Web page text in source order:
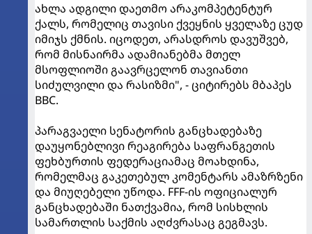
ახლა ადგილი დაეთმო არაკომპეტენტურ
ქალს, რომელიც თავისი ქვეყნის ყველაზე ცუდ
იმიჯს ქმნის. იცოდეთ, არასდროს დავუშვებ,
რომ მისნაირმა ადამიანებმა მთელ
მსოფლიოში გაავრცელონ თავიანთი
სიძულვილი და რასიზმი", - ციტირებს მბაპეს
BBC.
პარაგვაელი სენატორის განცხადებაზე
დაუყონებლივი რეაგირება საფრანგეთის
ფეხბურთის ფედერაციამაც მოახდინა,
რომელმაც გაკეთებულ კომენტარს ამაზრზენი
და მიუღებელი უწოდა. FFF-ის ოფიციალურ
განცხადებაში ნათქვამია, რომ სისხლის
სამართლის საქმის აღძვრასაც გეგმავს.